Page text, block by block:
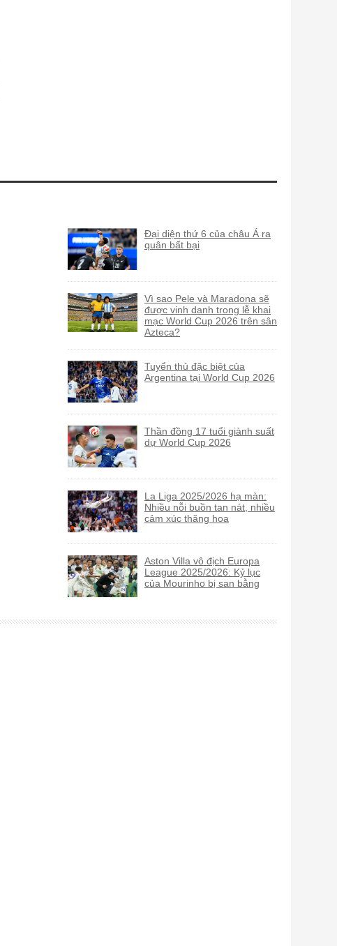
Đại diện thứ 6 của châu Á ra
quân bất bại
Vì sao Pele và Maradona sẽ
được vinh danh trong lễ khai
mạc World Cup 2026 trên sân
Azteca?
Tuyển thủ đặc biệt của
Argentina tại World Cup 2026
Thần đồng 17 tuổi giành suất
dự World Cup 2026
La Liga 2025/2026 hạ màn:
Nhiều nỗi buồn tan nát, nhiều
cảm xúc thăng hoa
Aston Villa vô địch Europa
League 2025/2026: Kỷ lục
của Mourinho bị san bằng